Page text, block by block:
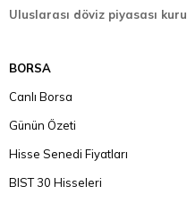
Uluslarası döviz piyasası kuru
BORSA
Canlı Borsa
Günün Özeti
Hisse Senedi Fiyatları
BIST 30 Hisseleri